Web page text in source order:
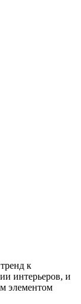
к
интерьеров, и
элементом